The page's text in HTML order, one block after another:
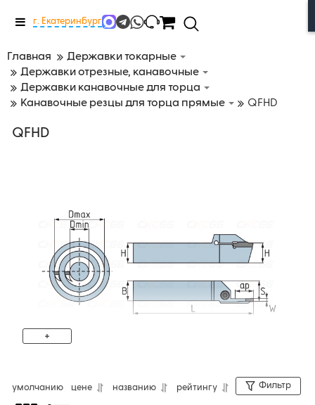
Меню
г. Екатеринбург
Главная
Державки токарные
Державки отрезные, канавочные
Державки канавочные для торца
Канавочные резцы для торца прямые
QFHD
QFHD
+
умолчанию цене названию рейтингу Фильтр